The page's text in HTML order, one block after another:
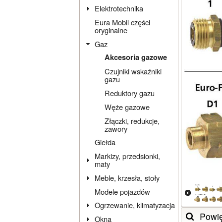
Elektrotechnika
Eura Mobil części
oryginalne
Gaz
Akcesoria gazowe
Czujniki wskaźniki
gazu
Reduktory gazu
Węże gazowe
Złączki, redukcje,
zawory
Giełda
Markizy, przedsionki,
maty
Meble, krzesła, stoły
Modele pojazdów
Ogrzewanie, klimatyzacja
Okna